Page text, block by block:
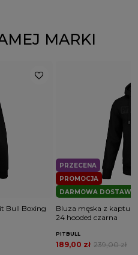
MARKI
Bull Boxing
PROMOCJA
PRZECENA
DARMOWA DOSTAWA
Bluza męska z
24 hooded czarna
PITBULL
239,00 zł
189,00 zł